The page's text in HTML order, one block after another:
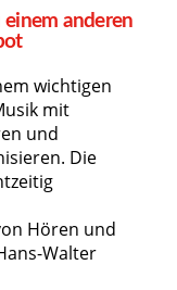
einem anderen
wichtigen
mit
und
Die
Hören und
Walter